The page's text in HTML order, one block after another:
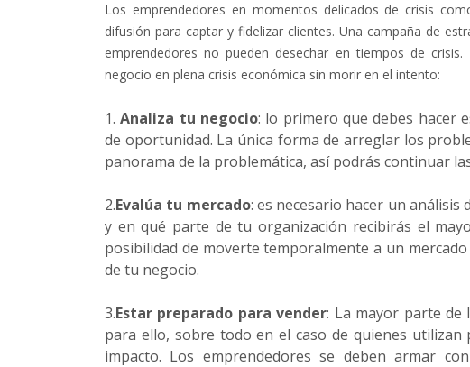
Los emprendedores en momentos delicados de crisis
difusión para captar y fidelizar clientes. Una campaña de
emprendedores no pueden desechar en tiempos de
negocio en plena crisis económica sin morir en el intento:
1.Analiza tu negocio: lo primero que debes hacer
de oportunidad. La única forma de arreglar los
panorama de la problemática, así podrás continuar
2.Evalúa tu mercado: es necesario hacer un análisis
y en qué parte de tu organización recibirás el
posibilidad de moverte temporalmente a un
de tu negocio.
3.Estar preparado para vender: La mayor parte de
para ello, sobre todo en el caso de quienes
impacto. Los emprendedores se deben armar